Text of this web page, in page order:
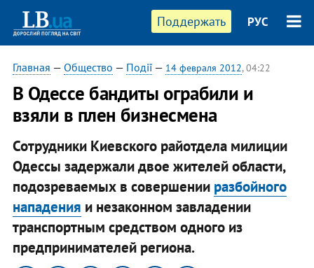
Поддержать РУС
Главная — Общество — Події— 14 февраля 2012, 04:22
В Одессе бандиты ограбили и
взяли в плен бизнесмена
Сотрудники Киевского райотдела милиции
Одессы задержали двое жителей области,
подозреваемых в совершении разбойного
нападения и незаконном завладении
транспортным средством одного из
предпринимателей региона.